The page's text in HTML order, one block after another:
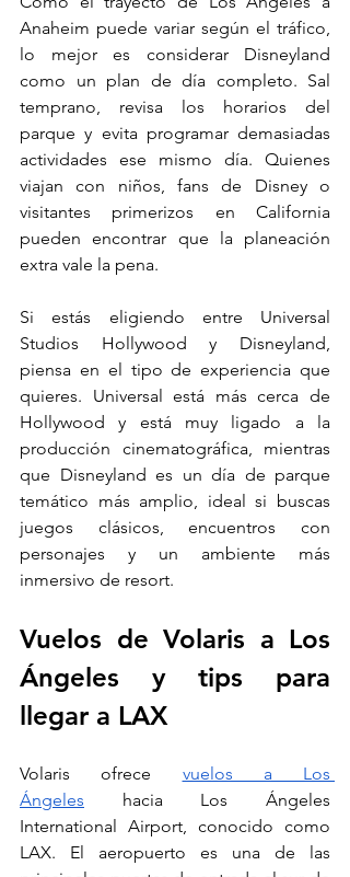
Anaheim puede variar según el tráfico,
lo mejor es considerar Disneyland
como un plan de día completo. Sal
temprano, revisa los horarios del
parque y evita programar demasiadas
actividades ese mismo día. Quienes
viajan con niños, fans de Disney o
visitantes primerizos en California
pueden encontrar que la planeación
extra vale la pena.
Si estás eligiendo entre Universal
Studios Hollywood y Disneyland,
piensa en el tipo de experiencia que
quieres. Universal está más cerca de
Hollywood y está muy ligado a la
producción cinematográfica, mientras
que Disneyland es un día de parque
temático más amplio, ideal si buscas
juegos clásicos, encuentros con
personajes y un ambiente más
inmersivo de resort.
Vuelos de Volaris a Los
Ángeles y tips para
llegar a LAX
Volaris ofrece vuelos a Los
Ángeles hacia Los Ángeles
International Airport, conocido como
LAX. El aeropuerto es una de las